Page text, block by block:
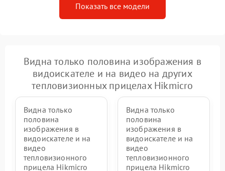
Показать все модели
Видна только половина изображения в
видоискателе и на видео на других
тепловизионных прицелах Hikmicro
Видна только
половина
изображения в
видоискателе и на
видео
тепловизионного
прицела Hikmicro
Видна только
половина
изображения в
видоискателе и на
видео
тепловизионного
прицела Hikmicro